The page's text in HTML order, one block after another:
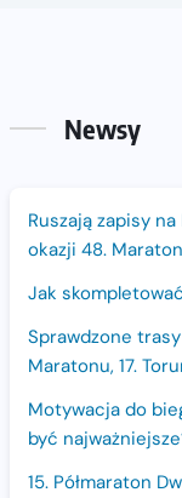
Newsy
Ruszają zapisy
okazji 48.
Jak
Sprawdzone
Maratonu, 17.
Motywacja do
być
15. Półmaraton